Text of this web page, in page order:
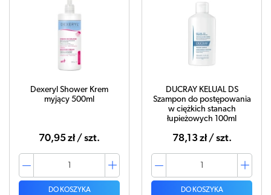
Dexeryl Shower Krem
myjący 500ml
70,95 zł / szt.
DO KOSZYKA
DUCRAY KELUAL DS
Szampon do postępowania
w ciężkich stanach
łupieżowych 100ml
78,13 zł / szt.
DO KOSZYKA